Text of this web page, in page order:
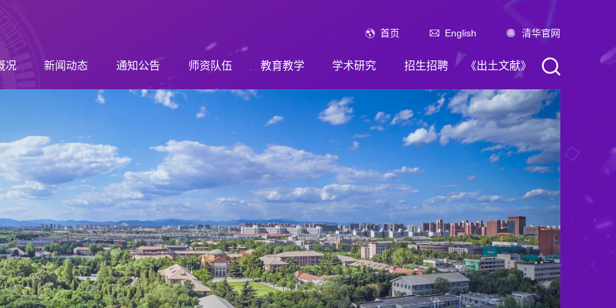
首页 English 清华官网
况 新闻动态 通知公告 师资队伍 教育教学 学术研究 招生招聘 《出土文献》